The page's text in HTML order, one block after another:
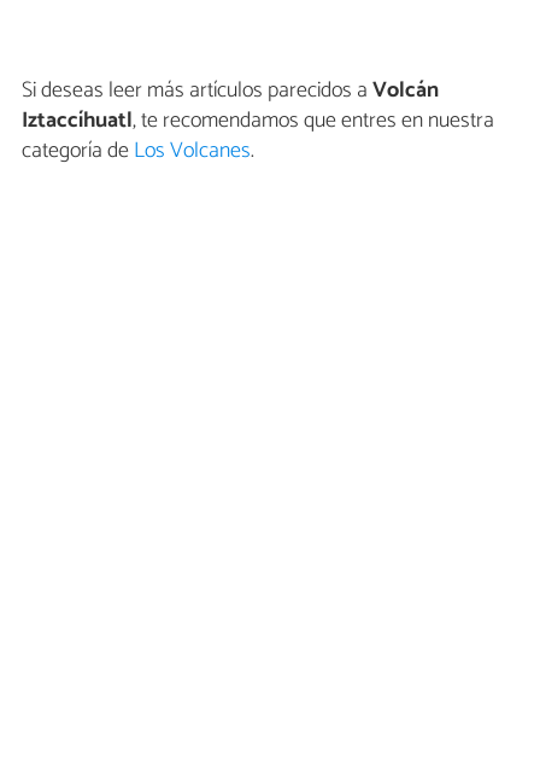
Si deseas leer más artículos parecidos aVolcán
Iztaccíhuatl, te recomendamos que entres en nuestra
categoría deLos Volcanes.